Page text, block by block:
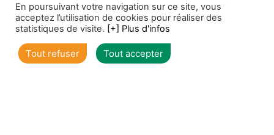
2 3
En poursuivant votre navigation sur ce site, vous
acceptez l’utilisation de cookies pour réaliser des
statistiques de visite. [+] Plus d'infos
Tout refuser Tout accepter